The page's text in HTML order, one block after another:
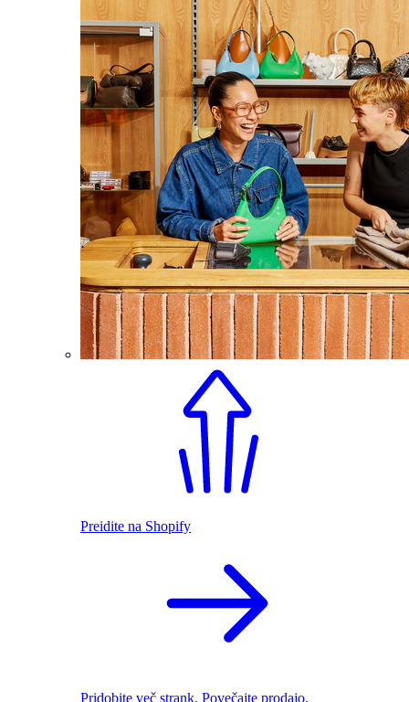
Preidite na Shopify
Pridobite več strank. Povečajte prodajo.